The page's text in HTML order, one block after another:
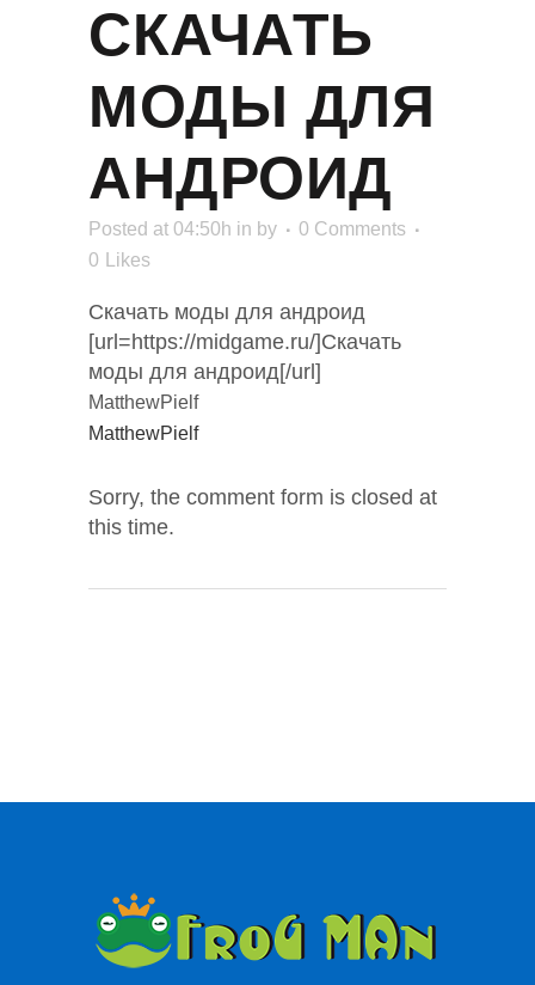
СКАЧАТЬ
МОДЫ ДЛЯ
АНДРОИД
Posted at 04:50h in by
0 Comments
0
Likes
Скачать моды для андроид
[url=https://midgame.ru/]Скачать
моды для андроид[/url]
MatthewPielf
MatthewPielf
Sorry, the comment form is closed at
this time.